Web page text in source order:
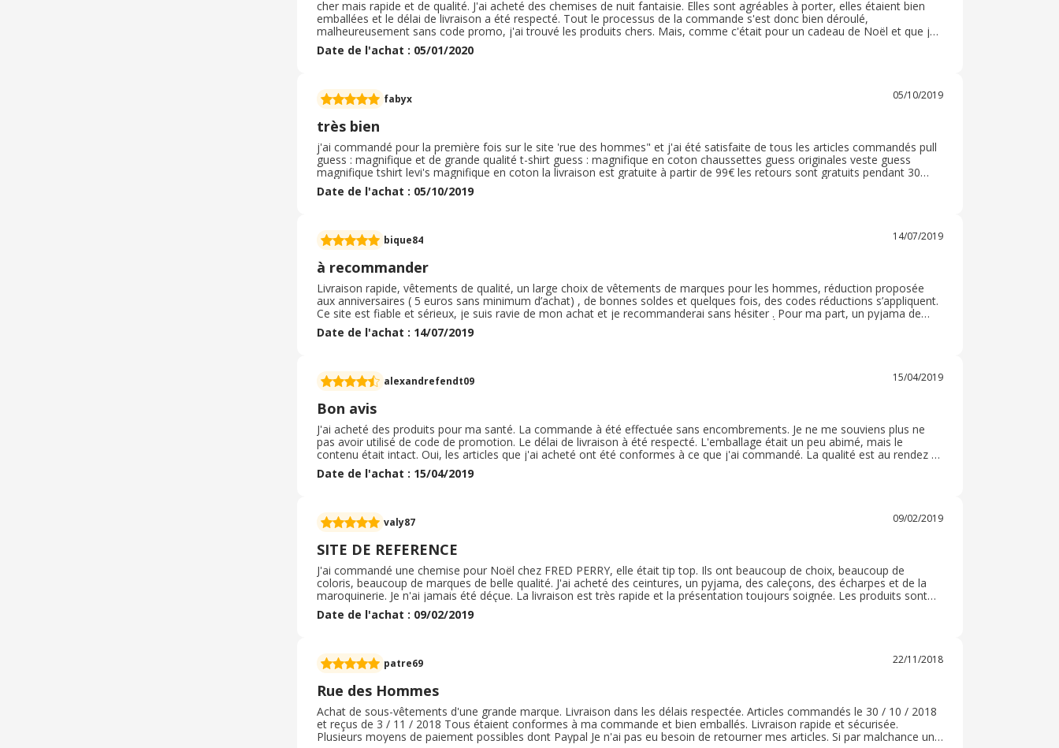
cher mais rapide et de qualité. J'ai acheté des chemises de nuit fantaisie. Elles sont agréables à porter, elles étaient bien
emballées et le délai de livraison a été respecté. Tout le processus de la commande s'est donc bien déroulé,
malheureusement sans code promo, j'ai trouvé les produits chers. Mais, comme c'était pour un cadeau de Noël et que je
ne trouvais rien qui me satisfasse dans les autres boutiques, je les ai achetées. La description était conforme à ce que
j'attendais, donc pas de mauvaise surprise
Date de l'achat : 05/01/2020
fabyx 05/10/2019
très bien
j'ai commandé pour la première fois sur le site 'rue des hommes" et j'ai été satisfaite de tous les articles commandés pull
guess : magnifique et de grande qualité t-shirt guess : magnifique en coton chaussettes guess originales veste guess
magnifique tshirt levi's magnifique en coton la livraison est gratuite à partir de 99€ les retours sont gratuits pendant 30
jours vous trouverez de très grandes marques et durant les soldes, les prix sont très attractifs la livraison est rapide je
recommande se site
Date de l'achat : 05/10/2019
bique84 14/07/2019
à recommander
Livraison rapide, vêtements de qualité, un large choix de vêtements de marques pour les hommes, réduction proposée
aux anniversaires ( 5 euros sans minimum d’achat) , de bonnes soldes et quelques fois, des codes réductions s’appliquent.
Ce site est fiable et sérieux, je suis ravie de mon achat et je recommanderai sans hésiter . Pour ma part, un pyjama de
marque Athena. Je n’ai pas eu besoin de contacter le service client. Tout s’est bien passé. À recommander pour vêtements
sous vêtements accessoires pour hommes.
Date de l'achat : 14/07/2019
alexandrefendt09 15/04/2019
Bon avis
J'ai acheté des produits pour ma santé. La commande à été effectuée sans encombrements. Je ne me souviens plus ne
pas avoir utilisé de code de promotion. Le délai de livraison à été respecté. L'emballage était un peu abimé, mais le
contenu était intact. Oui, les articles que j'ai acheté ont été conformes à ce que j'ai commandé. La qualité est au rendez -
vous et au niveau auquel je m'attendais. Je n'ai pas eu besoin de retourner ma commande car tout s'est bien passé pour
moi, le goût est nickel, j'ai hâte d'en racheter dans un petit temps. Et je ne peux pas savoir si les retours étaient gratuits.
Date de l'achat : 15/04/2019
valy87 09/02/2019
SITE DE REFERENCE
J'ai commandé une chemise pour Noël chez FRED PERRY, elle était tip top. Ils ont beaucoup de choix, beaucoup de
coloris, beaucoup de marques de belle qualité. J'ai acheté des ceintures, un pyjama, des caleçons, des écharpes et de la
maroquinerie. Je n'ai jamais été déçue. La livraison est très rapide et la présentation toujours soignée. Les produits sont
toujours bien emballés. Pour moi c'est vraiment un site de référence. Je sais que si je ne trouve pas mon bonheur, je sais
d'avance que ça va être dur ailleurs.
Date de l'achat : 09/02/2019
patre69 22/11/2018
Rue des Hommes
Achat de sous-vêtements d'une grande marque. Livraison dans les délais respectée. Articles commandés le 30 / 10 / 2018
et reçus de 3 / 11 / 2018 Tous étaient conformes à ma commande et bien emballés. Livraison rapide et sécurisée.
Plusieurs moyens de paiement possibles dont Paypal Je n'ai pas eu besoin de retourner mes articles. Si par malchance un